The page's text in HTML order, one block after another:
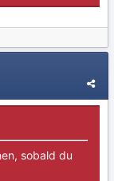
sobald du